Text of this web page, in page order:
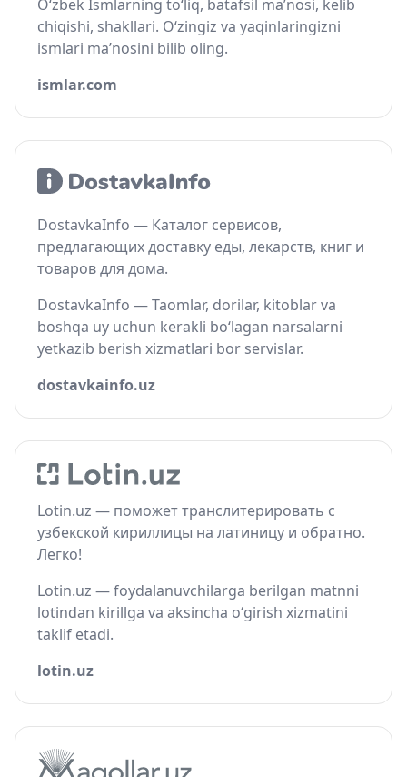
O‘zbek Ismlarning to‘liq, batafsil ma’nosi, kelib
chiqishi, shakllari. O‘zingiz va yaqinlaringizni
ismlari ma’nosini bilib oling.
ismlar.com
DostavkaInfo — Каталог сервисов,
предлагающих доставку еды, лекарств, книг и
товаров для дома.
DostavkaInfo — Taomlar, dorilar, kitoblar va
boshqa uy uchun kerakli bo‘lagan narsalarni
yetkazib berish xizmatlari bor servislar.
dostavkainfo.uz
Lotin.uz — поможет транслитерировать с
узбекской кириллицы на латиницу и обратно.
Легко!
Lotin.uz — foydalanuvchilarga berilgan matnni
lotindan kirillga va aksincha o‘girish xizmatini
taklif etadi.
lotin.uz